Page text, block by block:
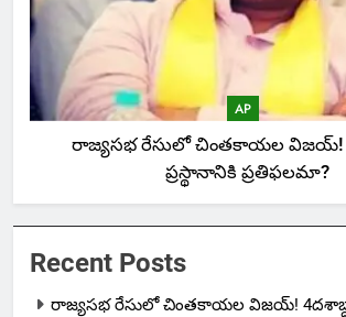
AP
రాజ్యసభ రేసులో చింతకాయల విజయ్‌!
ప్రస్థానానికి ప్రతిఫలమా?
Recent Posts
రాజ్యసభ రేసులో చింతకాయల విజయ్‌!